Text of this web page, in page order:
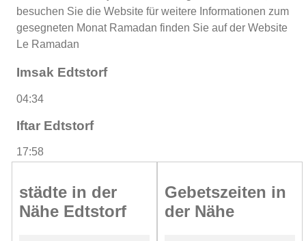
besuchen Sie die Website für weitere Informationen zum
gesegneten Monat Ramadan finden Sie auf der Website
Le Ramadan
Imsak Edtstorf
04:34
Iftar Edtstorf
17:58
städte in der
Nähe Edtstorf
Gebetszeiten in
der Nähe